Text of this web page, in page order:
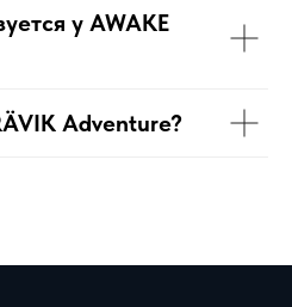
у AWAKE
Adventure?